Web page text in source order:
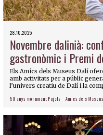
28.10.2025
Novembre dalinià:
gastronòmic i Premi
Els Amics dels Museus Dalí
amb activitats per a públic
l’univers creatiu de Dalí i la
50 anys monument Pujols Amics dels